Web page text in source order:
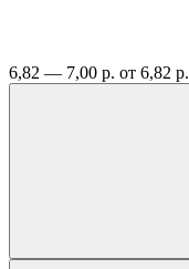
6,82 — 7,00 р. от 6,82 р.